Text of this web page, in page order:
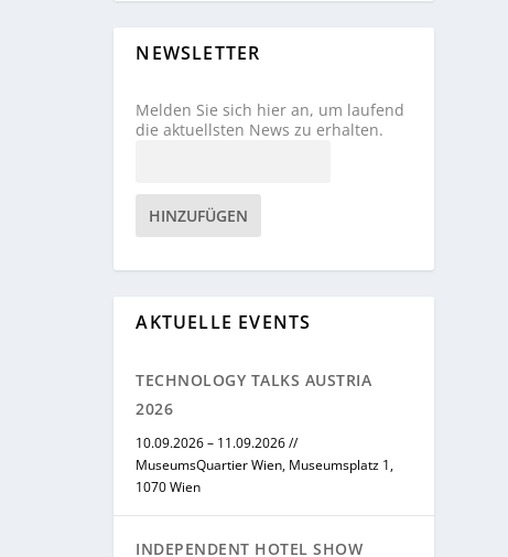
NEWSLETTER
Melden Sie sich hier an, um laufend
die aktuellsten News zu erhalten.
HINZUFÜGEN
AKTUELLE EVENTS
TECHNOLOGY TALKS AUSTRIA
2026
10.09.2026 – 11.09.2026 //
MuseumsQuartier Wien, Museumsplatz 1,
1070 Wien
INDEPENDENT HOTEL SHOW